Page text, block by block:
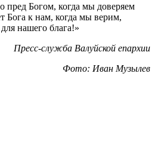
пред Богом, когда мы доверяем
Бога к нам, когда мы верим,
нашего блага!»
Пресс-служба Валуйской епархии
Фото: Иван Музылев